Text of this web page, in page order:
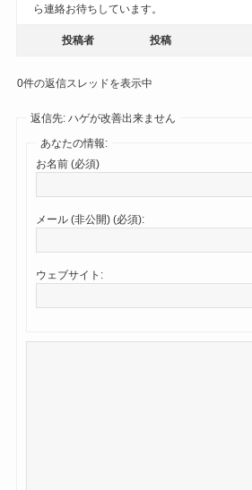
ら連絡お待ちしています。
投稿者 投稿
0件の返信スレッドを表示中
返信先: ハゲが改善出来ません
あなたの情報:
お名前 (必須)
メール (非公開) (必須):
ウェブサイト: